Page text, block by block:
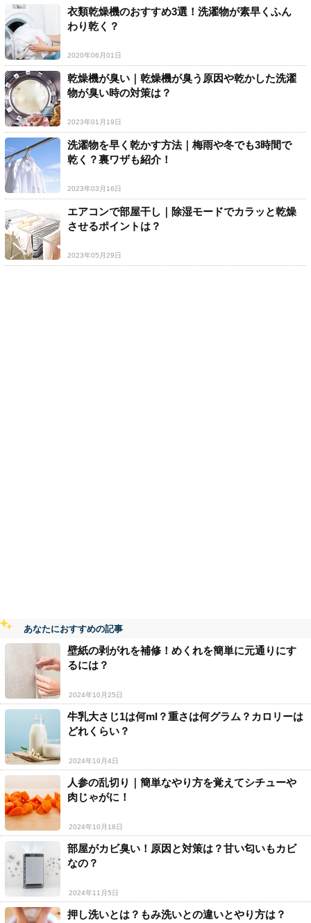
衣類乾燥機のおすすめ3選！洗濯物が素早くふん
わり乾く？
2020年06月01日
乾燥機が臭い｜乾燥機が臭う原因や乾かした洗濯
物が臭い時の対策は？
2023年01月19日
洗濯物を早く乾かす方法｜梅雨や冬でも3時間で
乾く？裏ワザも紹介！
2023年03月16日
エアコンで部屋干し｜除湿モードでカラッと乾燥
させるポイントは？
2023年05月29日
あなたにおすすめの記事
壁紙の剥がれを補修！めくれを簡単に元通りにす
るには？
2024年10月25日
牛乳大さじ1は何ml？重さは何グラム？カロリーは
どれくらい？
2024年10月4日
人参の乱切り｜簡単なやり方を覚えてシチューや
肉じゃがに！
2024年10月18日
部屋がカビ臭い！原因と対策は？甘い匂いもカビ
なの？
2024年11月5日
押し洗いとは？もみ洗いとの違いとやり方は？